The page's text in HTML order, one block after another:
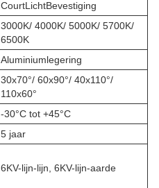
CourtLichtBevestiging
3000K/ 4000K/ 5000K/ 5700K/
6500K
Aluminiumlegering
30x70°/ 60x90°/ 40x110°/
110x60°
-30°C tot +45°C
5 jaar
6KV-lijn-lijn, 6KV-lijn-aarde